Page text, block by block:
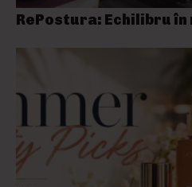
RePostura: Echilibru în